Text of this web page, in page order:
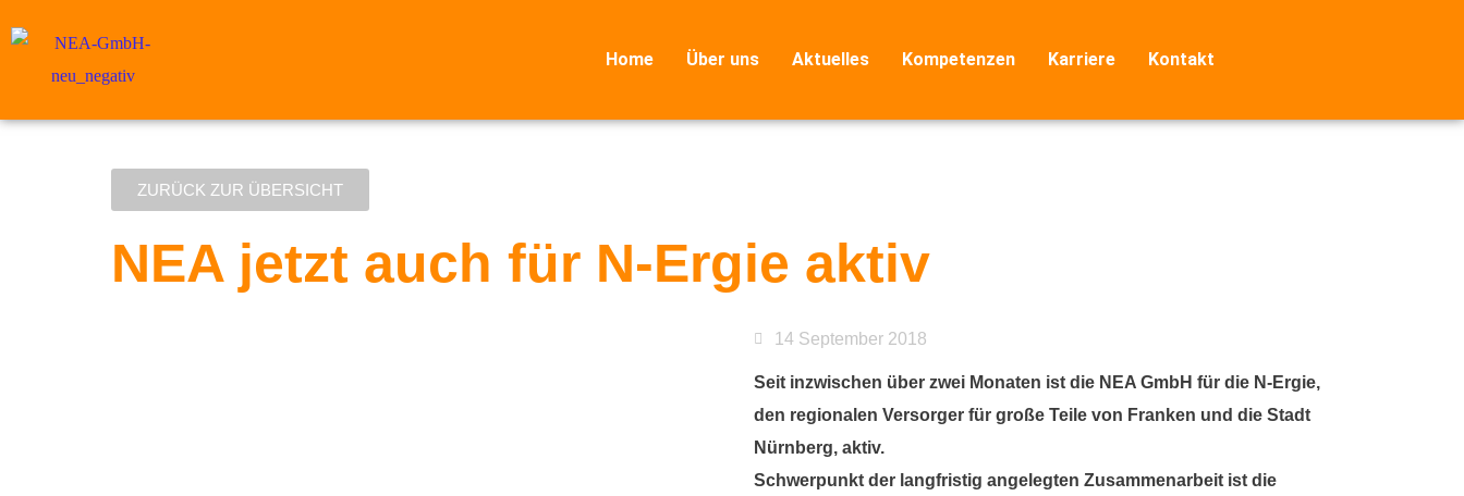
Home Über uns Aktuelles Kompetenzen Karriere Kontakt
ZURÜCK ZUR ÜBERSICHT
NEA jetzt auch für N-Ergie aktiv
14 September 2018
Seit inzwischen über zwei Monaten ist die NEA GmbH für die N-Ergie,
den regionalen Versorger für große Teile von Franken und die Stadt
Nürnberg, aktiv.
Schwerpunkt der langfristig angelegten Zusammenarbeit ist die